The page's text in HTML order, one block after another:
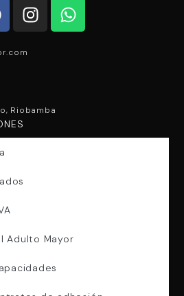
Riobamba
Adulto Mayor